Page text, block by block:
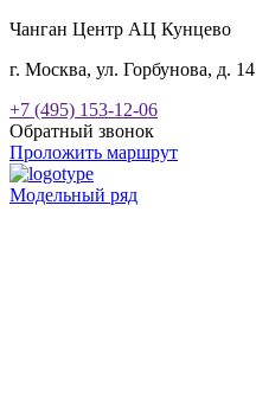
Чанган Центр АЦ Кунцево
г. Москва, ул. Горбунова, д. 14
+7 (495) 153-12-06
Обратный звонок
Проложить маршрут
Модельный ряд